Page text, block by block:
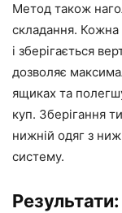
Метод також
складання. Кожна
і зберігається
дозволяє
ящиках та
куп. Зберігання
нижній одяг з
систему.